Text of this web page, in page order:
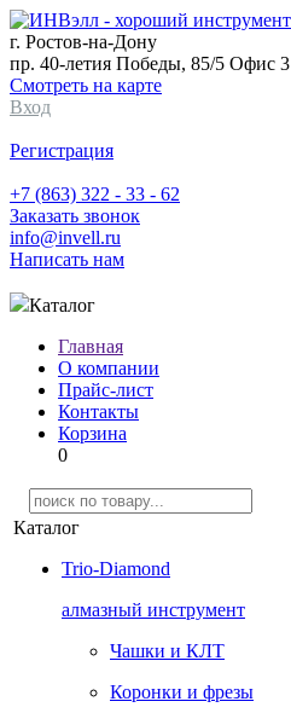
г. Ростов-на-Дону
пр. 40-летия Победы, 85/5 Офис 3
Смотреть на карте
Вход
Регистрация
+7 (863) 322 - 33 - 62
Заказать звонок
info@invell.ru
Написать нам
Каталог
Главная
О компании
Прайс-лист
Контакты
Корзина
0
Каталог
Trio-Diamond
алмазный инструмент
Чашки и КЛТ
Коронки и фрезы